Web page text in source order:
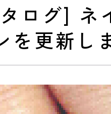
ポン
ログ] ネ
を更新し